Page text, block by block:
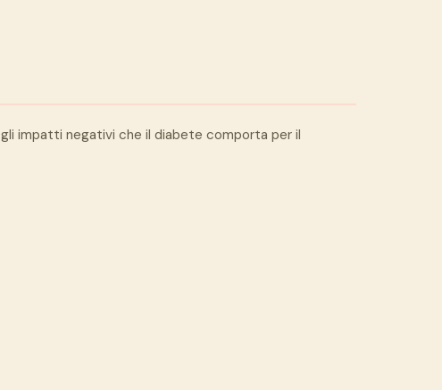
impatti negativi che il diabete comporta per il